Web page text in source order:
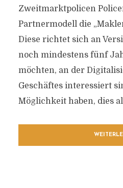
Zweitmarktpolicen
Partnermodell die
Diese richtet sich an
noch mindestens fünf
möchten, an der
Geschäftes interessiert
Möglichkeit haben, dies